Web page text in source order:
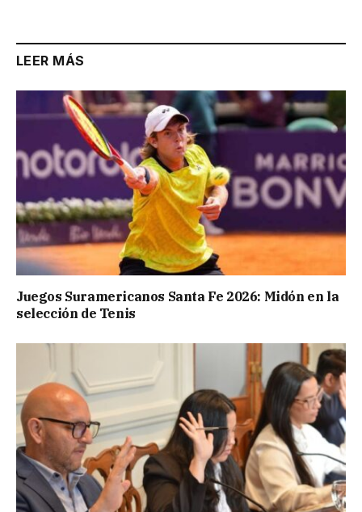
LEER MÁS
Juegos Suramericanos Santa Fe 2026: Midón en la
selección de Tenis